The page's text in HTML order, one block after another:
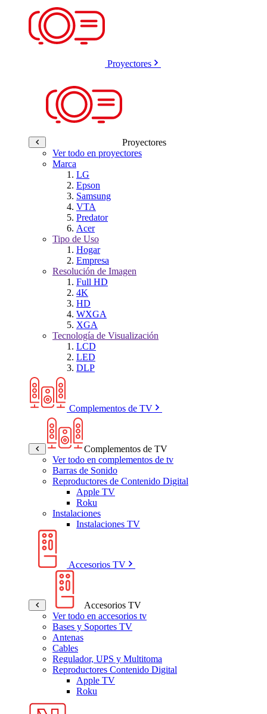
Proyectores
Proyectores
Ver todo en proyectores
Marca
LG
Epson
Samsung
VTA
Predator
Acer
Tipo de Uso
Hogar
Empresa
Resolución de Imagen
Full HD
4K
HD
WXGA
XGA
Tecnología de Visualización
LCD
LED
DLP
Complementos de TV
Complementos de TV
Ver todo en complementos de tv
Barras de Sonido
Reproductores de Contenido Digital
Apple TV
Roku
Instalaciones
Instalaciones TV
Accesorios TV
Accesorios TV
Ver todo en accesorios tv
Bases y Soportes TV
Antenas
Cables
Regulador, UPS y Multitoma
Reproductores Contenido Digital
Apple TV
Roku